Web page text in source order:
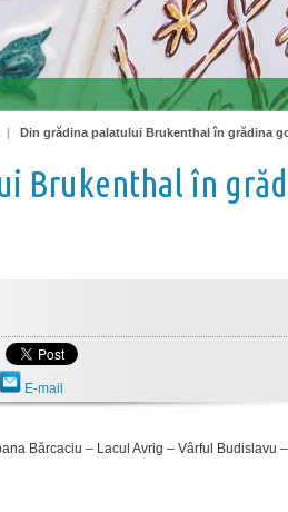
| Din grădina palatului Brukenthal în grădina
Brukenthal în
E-mail
Bărcaciu – Lacul Avrig – Vârful Budislavu